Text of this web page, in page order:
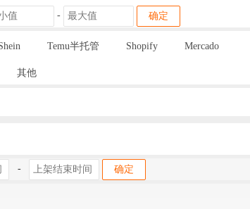
- 确定
Temu半托管 Shopify Mercado
其他
- 确定